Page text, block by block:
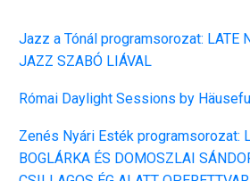
Jazz a Tónál programsorozat: LATE
JAZZ SZABÓ LIÁVAL
Római Daylight Sessions by
Zenés Nyári Esték programsorozat:
BOGLÁRKA ÉS DOMOSZLAI